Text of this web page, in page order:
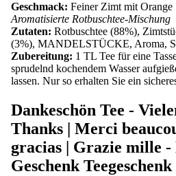
Geschmack: Feiner Zimt mit Orange
Aromatisierte Rotbuschtee-Mischung
Zutaten: Rotbuschtee (88%),
(3%), MANDELSTÜCKE, Aroma,
Zubereitung: 1 TL Tee für eine
sprudelnd kochendem Wasser
lassen. Nur so erhalten Sie ein
Dankeschön Tee -
Thanks | Merci
gracias | Grazie mille -
Geschenk